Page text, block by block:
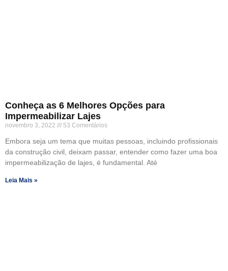
Conheça as 6 Melhores Opções para
Impermeabilizar Lajes
novembro 3, 2022 53 Comentários
Embora seja um tema que muitas pessoas, incluindo profissionais
da construção civil, deixam passar, entender como fazer uma boa
impermeabilização de lajes, é fundamental. Até
Leia Mais »